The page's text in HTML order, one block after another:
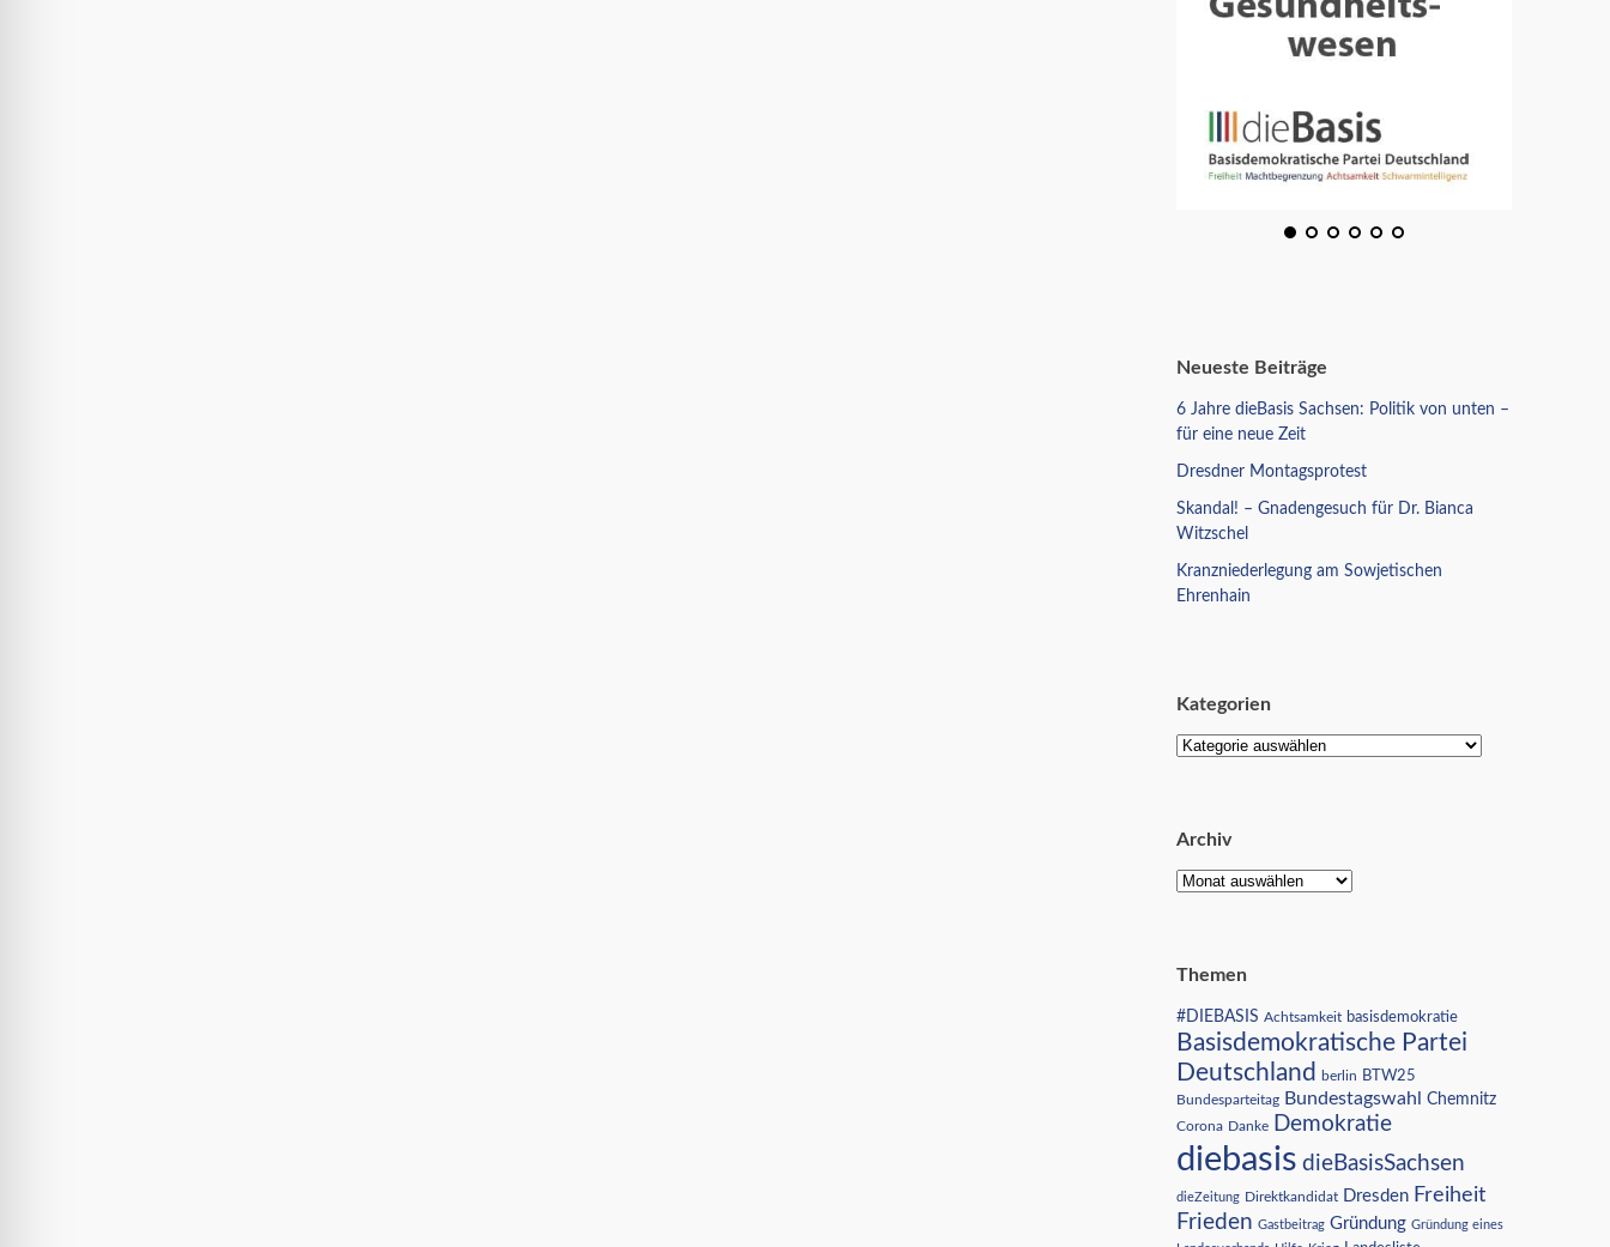
Neueste Beiträge
6 Jahre dieBasis Sachsen: Politik von unten –
für eine neue Zeit
Dresdner Montagsprotest
Skandal! – Gnadengesuch für Dr. Bianca
Witzschel
Kranzniederlegung am Sowjetischen
Ehrenhain
Kategorien
Archiv
Themen
#DIEBASIS Achtsamkeit basisdemokratie
Basisdemokratische Partei
Deutschland
berlin BTW25
Bundesparteitag Bundestagswahl Chemnitz
Corona Danke Demokratie
diebasis dieBasisSachsen
dieZeitung Direktkandidat Dresden Freiheit
Frieden Gastbeitrag Gründung Gründung eines